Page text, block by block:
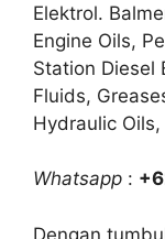
Elektrol.
Engine Oils,
Station Diesel
Fluids,
Hydraulic
Whatsapp :
Dengan